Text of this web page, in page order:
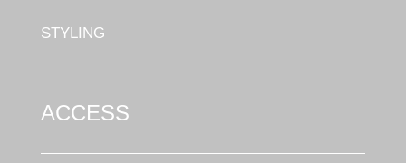
STYLING
ACCESS